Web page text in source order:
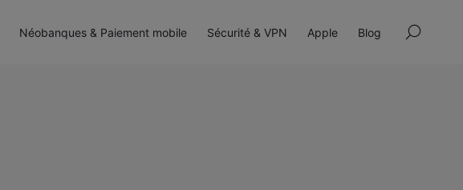
Néobanques & Paiement mobile Sécurité & VPN Apple Blog